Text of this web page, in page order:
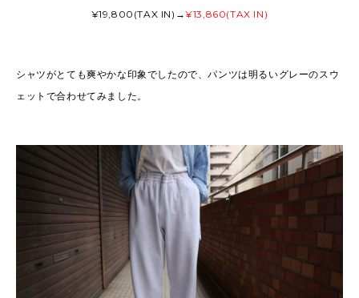
¥19,800(TAX IN)→¥13,860(TAX IN)
シャツがとても爽やかな印象でしたので、パンツは明るいグレーのスウ
ェットで合わせてみました。